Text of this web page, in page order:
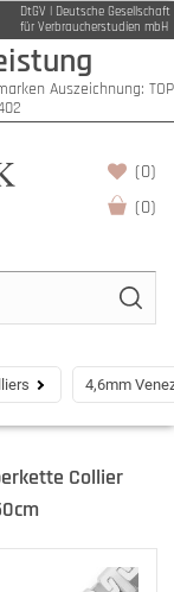
DtGV | Deutsche Gesellschaft
für Verbraucherstudien mbH
Auszeichnung: TOP
(0)
(0)
4,6mm
Collier